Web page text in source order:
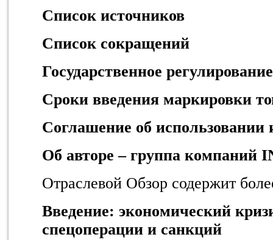
Список источников
Список сокращений
Государственное
Сроки введения маркировки
Соглашение об
Об авторе – группа компаний
Отраслевой Обзор содержит
Введение: экономический
спецоперации и санкций